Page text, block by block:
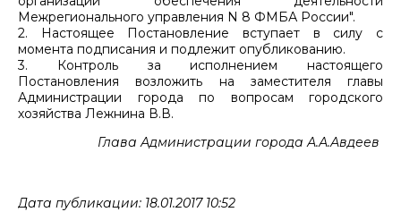
Межрегионального управления N 8 ФМБА России".
2. Настоящее Постановление вступает в силу с
момента подписания и подлежит опубликованию.
3. Контроль за исполнением настоящего
Постановления возложить на заместителя главы
Администрации города по вопросам городского
хозяйства Лежнина В.В.
Глава Администрации города А.А.Авдеев
Дата публикации: 18.01.2017 10:52